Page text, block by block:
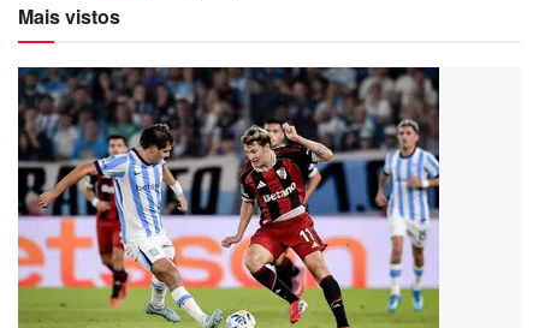
Mais vistos